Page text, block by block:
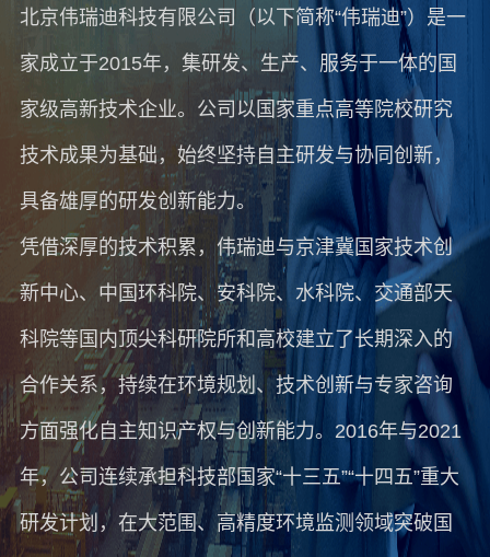
北京伟瑞迪科技有限公司（以下简称“伟瑞迪”）是一
家成立于2015年，集研发、生产、服务于一体的国
家级高新技术企业。公司以国家重点高等院校研究
技术成果为基础，始终坚持自主研发与协同创新，
具备雄厚的研发创新能力。
凭借深厚的技术积累，伟瑞迪与京津冀国家技术创
新中心、中国环科院、安科院、水科院、交通部天
科院等国内顶尖科研院所和高校建立了长期深入的
合作关系，持续在环境规划、技术创新与专家咨询
方面强化自主知识产权与创新能力。2016年与2021
年，公司连续承担科技部国家“十三五”“十四五”重大
研发计划，在大范围、高精度环境监测领域突破国